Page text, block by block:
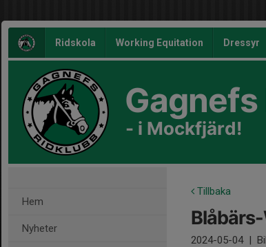
Ridskola Working Equitation Dressyr
- i Mockfjärd!
Hem
Nyheter
Tillbaka
2024-05-04 |